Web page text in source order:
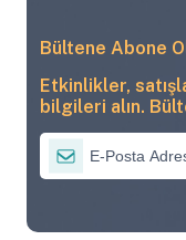
Bültene Abone
Etkinlikler,
bilgileri alın.